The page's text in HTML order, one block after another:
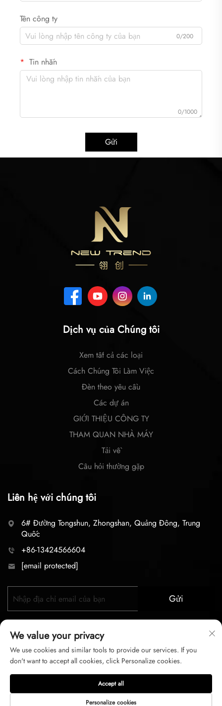
Tên công ty
0/200
Tin nhắn
0/1000
Gửi
Dịch vụ của Chúng tôi
Xem tất cả các loại
Cách Chúng Tôi Làm Việc
Đèn theo yêu cầu
Các dự án
GIỚI THIỆU CÔNG TY
THAM QUAN NHÀ MÁY
Tải về
Câu hỏi thường gặp
Liên hệ với chúng tôi
6# Đường Tongshun, Zhongshan, Quảng Đông, Trung
Quốc
+86-13424566604
[email protected]
Gửi
Bản quyền © 2026 zhongshan LC lighting Co.,LTD. Mọi
quyền được bảo lưu
We value your privacy
We use cookies and similar tools to provide our services. If you
don't want to accept all cookies, click Personalize cookies.
Personalize cookies
Accept all